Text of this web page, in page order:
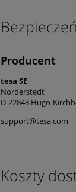
Producent
tesa SE
Norderstedt
D-22848 Hugo-
support@tesa.com
Koszty